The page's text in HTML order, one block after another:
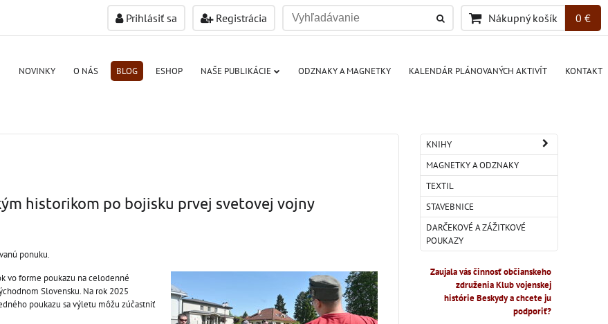
Prihlásiť sa Registrácia Nákupný košík 0 €
NOVINKY O NÁS BLOG ESHOP NAŠE PUBLIKÁCIE ODZNAKY A MAGNETKY KALENDÁR PLÁNOVANÝCH AKTIVÍT KONTAKT
historikom po bojisku prvej svetovej vojny
ponuku.
vo forme poukazu na celodenné
Slovensku. Na rok 2025
poukazu sa výletu môžu zúčastniť
KNIHY
MAGNETKY A ODZNAKY
TEXTIL
STAVEBNICE
DARČEKOVÉ A ZÁŽITKOVÉ
POUKAZY
Zaujala vás činnosť občianskeho
združenia Klub vojenskej
histórie Beskydy a chcete ju
podporiť?